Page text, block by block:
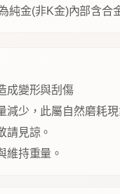
純金(非K金)內部含合
成變形與刮傷
少，此屬自然磨耗
請見諒。
維持重量。